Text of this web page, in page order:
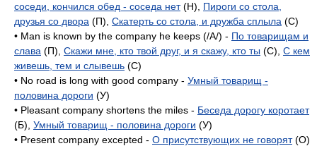
соседи, кончился обед - соседа нет(H), Пироги со стола,
друзья со двора (П), Скатерть со стола, и дружба сплыла (C)
• Man is known by the company he keeps (/A/) - По товарищам и
слава (П), Скажи мне, кто твой друг, и я скажу, кто ты (C), С кем
живешь, тем и слывешь (C)
• No road is long with good company - Умный товарищ -
половина дороги (У)
• Pleasant company shortens the miles - Беседа дорогу коротает
(Б), Умный товарищ - половина дороги (У)
• Present company excepted - О присутствующих не говорят(O)